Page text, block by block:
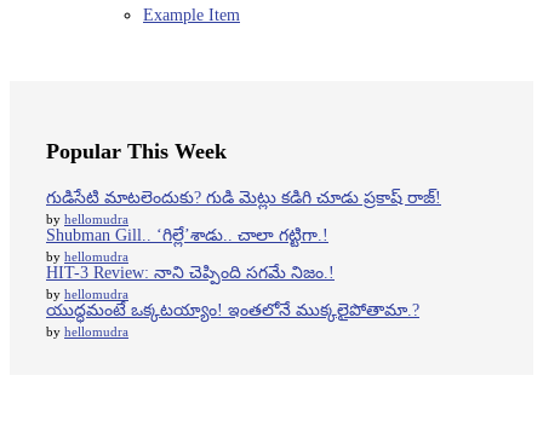
Example Item
Popular This Week
గుడిసేటి మాటలెందుకు? గుడి మెట్లు కడిగి చూడు ప్రకాష్ రాజ్!
by hellomudra
Shubman Gill.. ‘గిల్లే’శాడు.. చాలా గట్టిగా.!
by hellomudra
HIT-3 Review: నాని చెప్పింది సగమే నిజం.!
by hellomudra
యుద్ధమంటే ఒక్కటయ్యాం! ఇంతలోనే ముక్కలైపోతామా.?
by hellomudra